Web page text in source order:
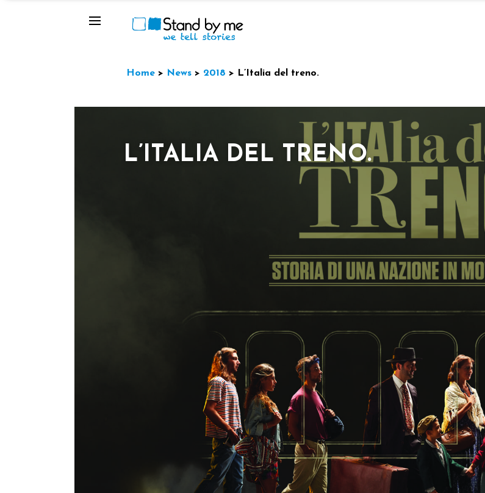
Home > News > 2018 > L’Italia del treno.
L’ITALIA DEL TRENO.